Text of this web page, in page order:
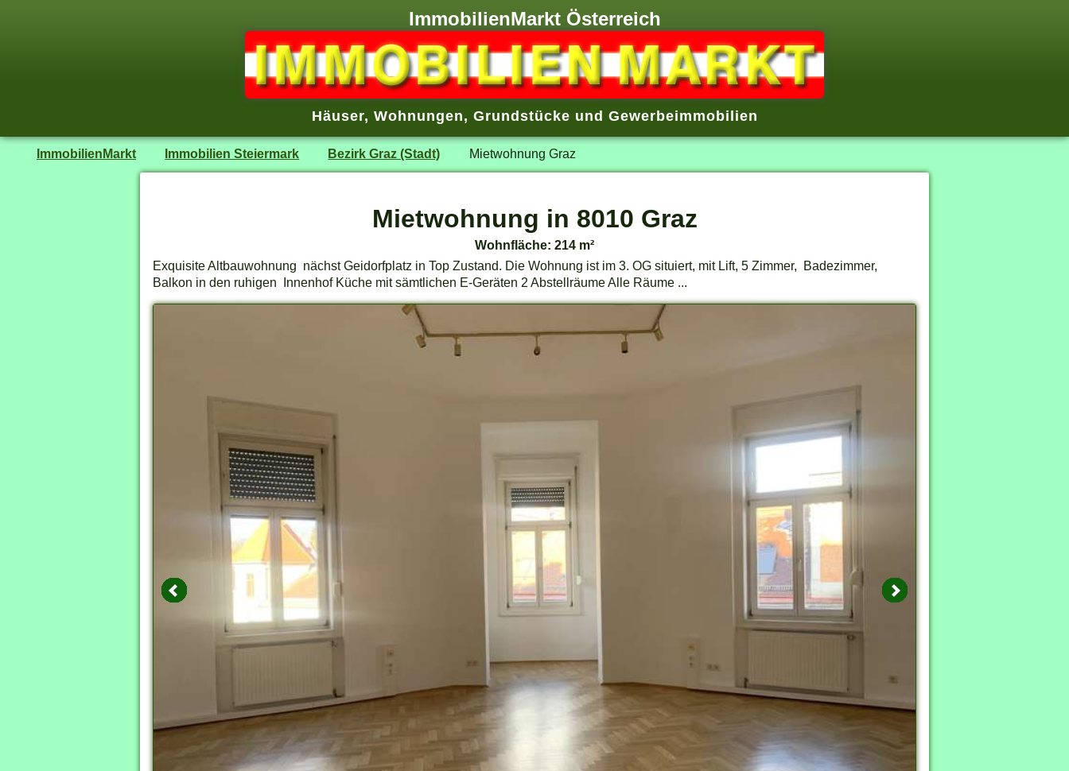
ImmobilienMarkt Österreich
Häuser, Wohnungen, Grundstücke und Gewerbeimmobilien
ImmobilienMarkt Immobilien Steiermark Bezirk Graz (Stadt) Mietwohnung Graz
Mietwohnung in 8010 Graz
Wohnfläche: 214 m²
Exquisite Altbauwohnung nächst Geidorfplatz in Top Zustand. Die Wohnung ist im 3. OG situiert, mit Lift, 5 Zimmer, Badezimmer,
Balkon in den ruhigen Innenhof Küche mit sämtlichen E-Geräten 2 Abstellräume Alle Räume ...